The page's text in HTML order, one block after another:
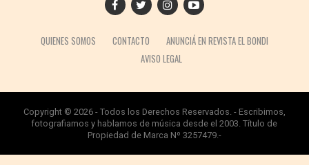
QUIENES SOMOS CONTACTO
ANUNCIÁ EN REVISTA EL BONDI
AVISO LEGAL
Copyright © 2026 - Todos los Derechos Reservados. - Escribimos,
fotografiamos y hablamos de música desde el 2003. Título de
Propiedad de Marca Nº 3257479.-